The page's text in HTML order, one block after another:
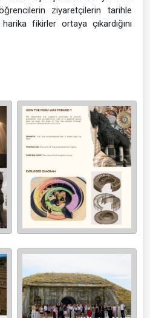
ziyaretçilerin tarihle
fikirler ortaya çıkardığını